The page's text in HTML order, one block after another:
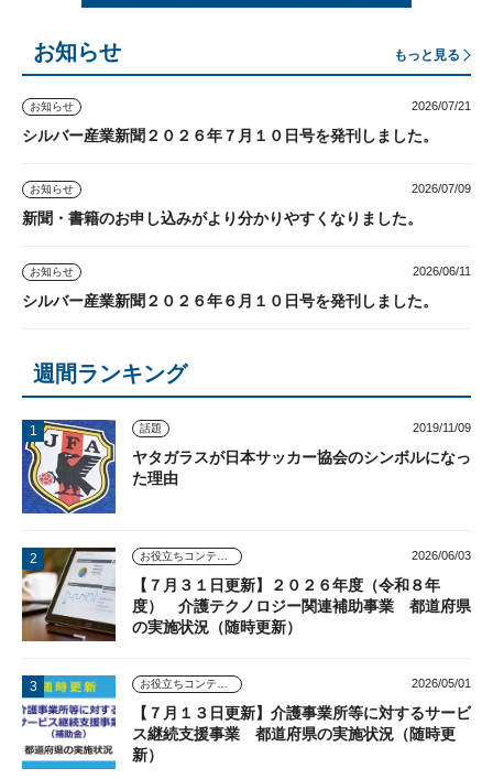
お知らせ もっと見る
お知らせ 2026/07/21
シルバー産業新聞２０２６年７月１０日号を発刊しました。
お知らせ 2026/07/09
新聞・書籍のお申し込みがより分かりやすくなりました。
お知らせ 2026/06/11
シルバー産業新聞２０２６年６月１０日号を発刊しました。
週間ランキング
話題 2019/11/09
ヤタガラスが日本サッカー協会のシンボルになっ
た理由
お役立ちコンテンツ 2026/06/03
【７月３１日更新】２０２６年度（令和８年
度） 介護テクノロジー関連補助事業 都道府県
の実施状況（随時更新）
お役立ちコンテンツ 2026/05/01
【７月１３日更新】介護事業所等に対するサービ
ス継続支援事業 都道府県の実施状況（随時更
新）